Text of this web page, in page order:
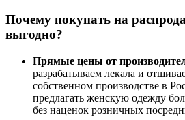
Почему покупать на
выгодно?
Прямые цены от
разрабатываем лекала и
собственном производстве в
предлагать женскую одежду
без наценок розничных